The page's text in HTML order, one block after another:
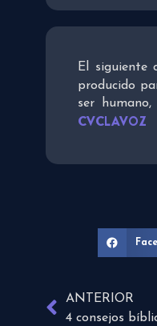
El siguiente
producido
ser
CVCLAVOZ
ANTERIOR